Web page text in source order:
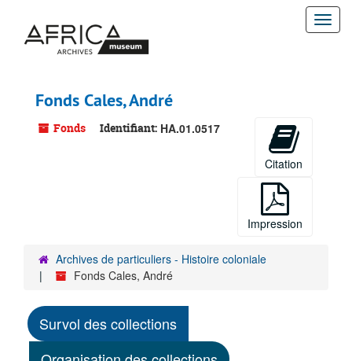
contenu
Fonds Cales, André
Fonds Identifiant: HA.01.0517
Citation
Impression
Archives de particuliers - Histoire coloniale
Fonds Cales, André
Survol des collections